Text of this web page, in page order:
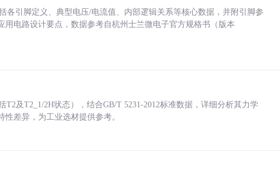
各引脚定义、典型电压/电流值、内部逻辑关系等核心数据，并附引脚参
电路设计要点，数据参考自杭州士兰微电子官方规格书（版本
及T2_1/2H状态），结合GB/T 5231-2012标准数据，详细分析其力学
差异，为工业选材提供参考。